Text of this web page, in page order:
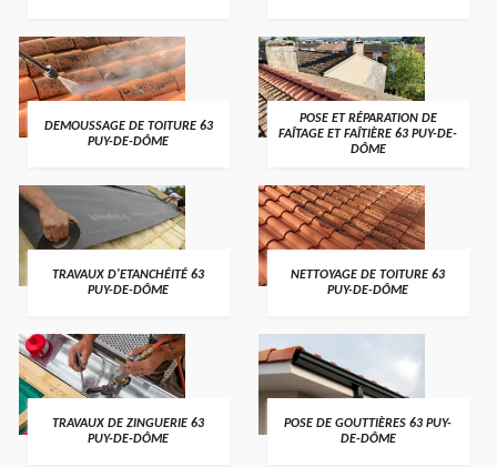
DEMOUSSAGE DE TOITURE 63
PUY-DE-DÔME
POSE ET RÉPARATION DE
FAÎTAGE ET FAÎTIÈRE 63 PUY-DE-
DÔME
TRAVAUX D'ETANCHÉITÉ 63
PUY-DE-DÔME
NETTOYAGE DE TOITURE 63
PUY-DE-DÔME
TRAVAUX DE ZINGUERIE 63
PUY-DE-DÔME
POSE DE GOUTTIÈRES 63 PUY-
DE-DÔME